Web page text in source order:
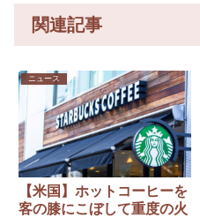
情報を得
ている
関連記事
ニュース
【米国】ホットコーヒーを
客の膝にこぼして重度の火